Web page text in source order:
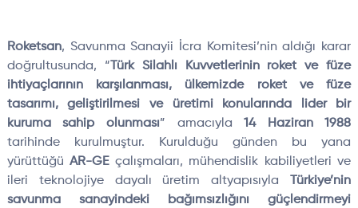
Roketsan, Savunma Sanayii İcra Komitesi’nin aldığı karar
doğrultusunda, “ Türk Silahlı Kuvvetlerinin roket ve füze
ihtiyaçlarının karşılanması, ülkemizde roket ve füze
tasarımı, geliştirilmesi ve üretimi konularında lider bir
kuruma sahip olunması” amacıyla14 Haziran 1988
tarihinde kurulmuştur. Kurulduğu günden bu yana
yürüttüğüAR-GEçalışmaları, mühendislik kabiliyetleri ve
ileri teknolojiye dayalı üretim altyapısıyla
Türkiye’nin
savunma sanayindeki bağımsızlığını güçlendirmeyi